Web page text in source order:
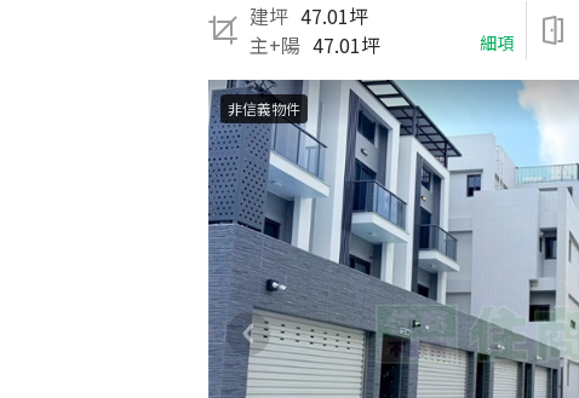
建坪 47.01坪
主+陽 47.01坪 細項
非信義物件